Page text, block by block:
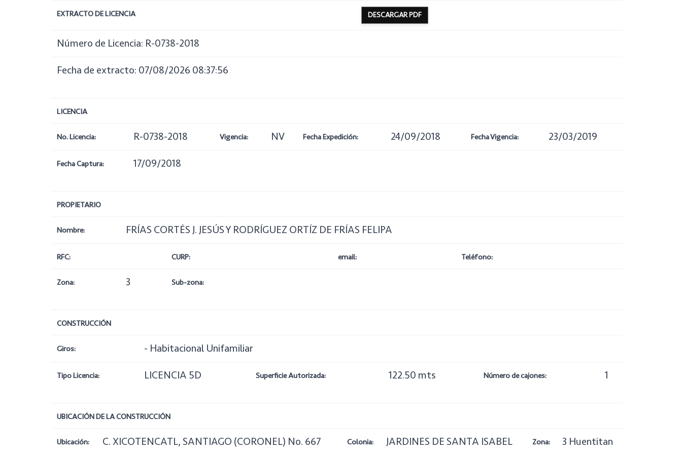
EXTRACTO DE LICENCIA DESCARGAR PDF
Número de Licencia: R-0738-2018
Fecha de extracto: 07/08/2026 08:37:56
LICENCIA
No. Licencia: R-0738-2018 Vigencia: NV Fecha Expedición: 24/09/2018 Fecha Vigencia: 23/03/2019
Fecha Captura: 17/09/2018
PROPIETARIO
Nombre: FRÍAS CORTÉS J. JESÚS Y RODRÍGUEZ ORTÍZ DE FRÍAS FELIPA
RFC: CURP: email: Teléfono:
Zona: 3 Sub-zona:
CONSTRUCCIÓN
Giros: - Habitacional Unifamiliar
Tipo Licencia: LICENCIA 5D Superficie Autorizada: 122.50 mts Número de cajones: 1
UBICACIÓN DE LA CONSTRUCCIÓN
Ubicación: C. XICOTENCATL, SANTIAGO (CORONEL) No. 667 Colonia: JARDINES DE SANTA ISABEL Zona: 3 Huentitan